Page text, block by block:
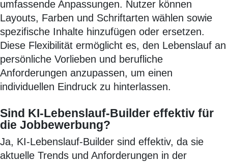
umfassende Anpassungen. Nutzer können
Layouts, Farben und Schriftarten wählen sowie
spezifische Inhalte hinzufügen oder ersetzen.
Diese Flexibilität ermöglicht es, den Lebenslauf an
persönliche Vorlieben und berufliche
Anforderungen anzupassen, um einen
individuellen Eindruck zu hinterlassen.
Sind KI-Lebenslauf-Builder effektiv für
die Jobbewerbung?
Ja, KI-Lebenslauf-Builder sind effektiv, da sie
aktuelle Trends und Anforderungen in der